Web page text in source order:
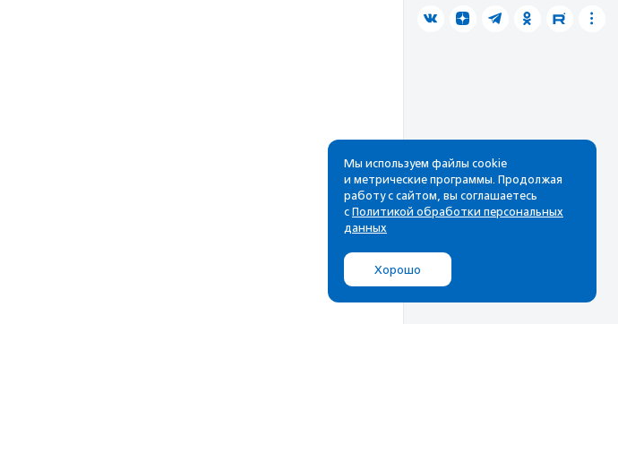
Мы используем файлы cookie
и метрические программы. Продолжая
работу с сайтом, вы соглашаетесь
с Политикой обработки персональных
данных
Хорошо